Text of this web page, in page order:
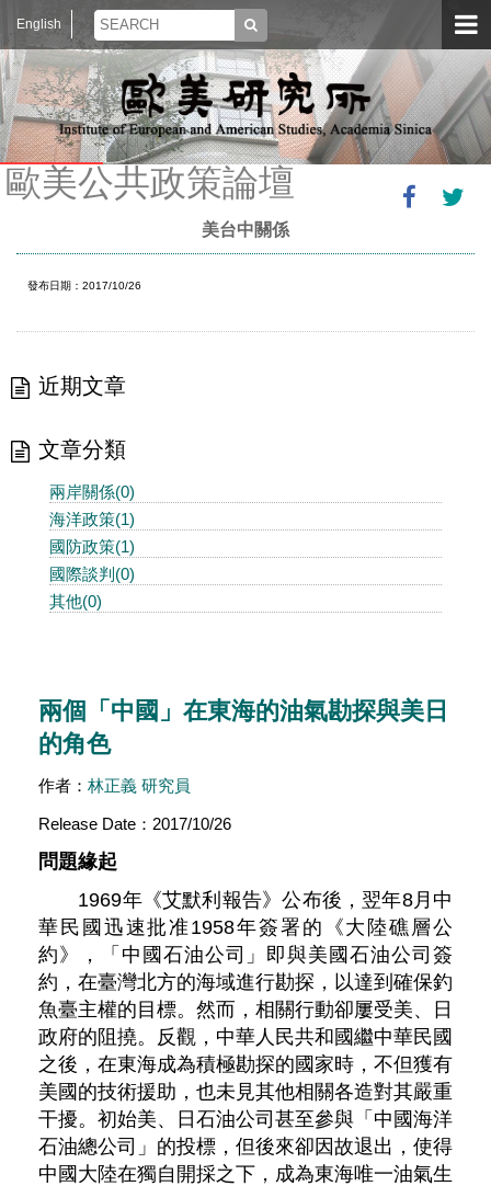
English
歐美公共政策論壇
美台中關係
發布日期：2017/10/26
近期文章
文章分類
兩岸關係(0)
海洋政策(1)
國防政策(1)
國際談判(0)
其他(0)
兩個「中國」在東海的油氣勘探與美日
的角色
作者： 林正義 研究員
Release Date：2017/10/26
問題緣起
1969年《艾默利報告》公布後，翌年8月中
華民國迅速批准1958年簽署的《大陸礁層公
約》，「中國石油公司」即與美國石油公司簽
約，在臺灣北方的海域進行勘探，以達到確保釣
魚臺主權的目標。然而，相關行動卻屢受美、日
政府的阻撓。反觀，中華人民共和國繼中華民國
之後，在東海成為積極勘探的國家時，不但獲有
美國的技術援助，也未見其他相關各造對其嚴重
干擾。初始美、日石油公司甚至參與「中國海洋
石油總公司」的投標，但後來卻因故退出，使得
中國大陸在獨自開採之下，成為東海唯一油氣生